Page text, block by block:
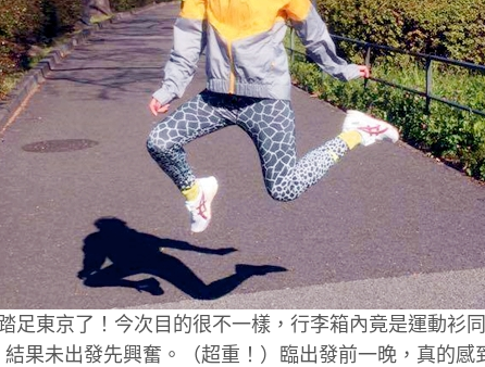
足東京了！今次目的很不一樣，行李箱內竟是運動衫
果未出發先興奮。（超重！）臨出發前一晚，真的